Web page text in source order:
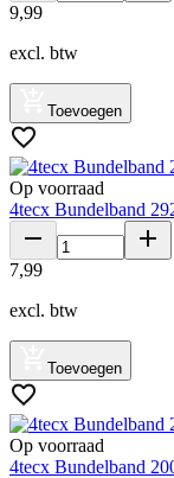
9,99
excl. btw
Toevoegen
Op voorraad
4tecx Bundelband
7,99
excl. btw
Toevoegen
Op voorraad
4tecx Bundelband